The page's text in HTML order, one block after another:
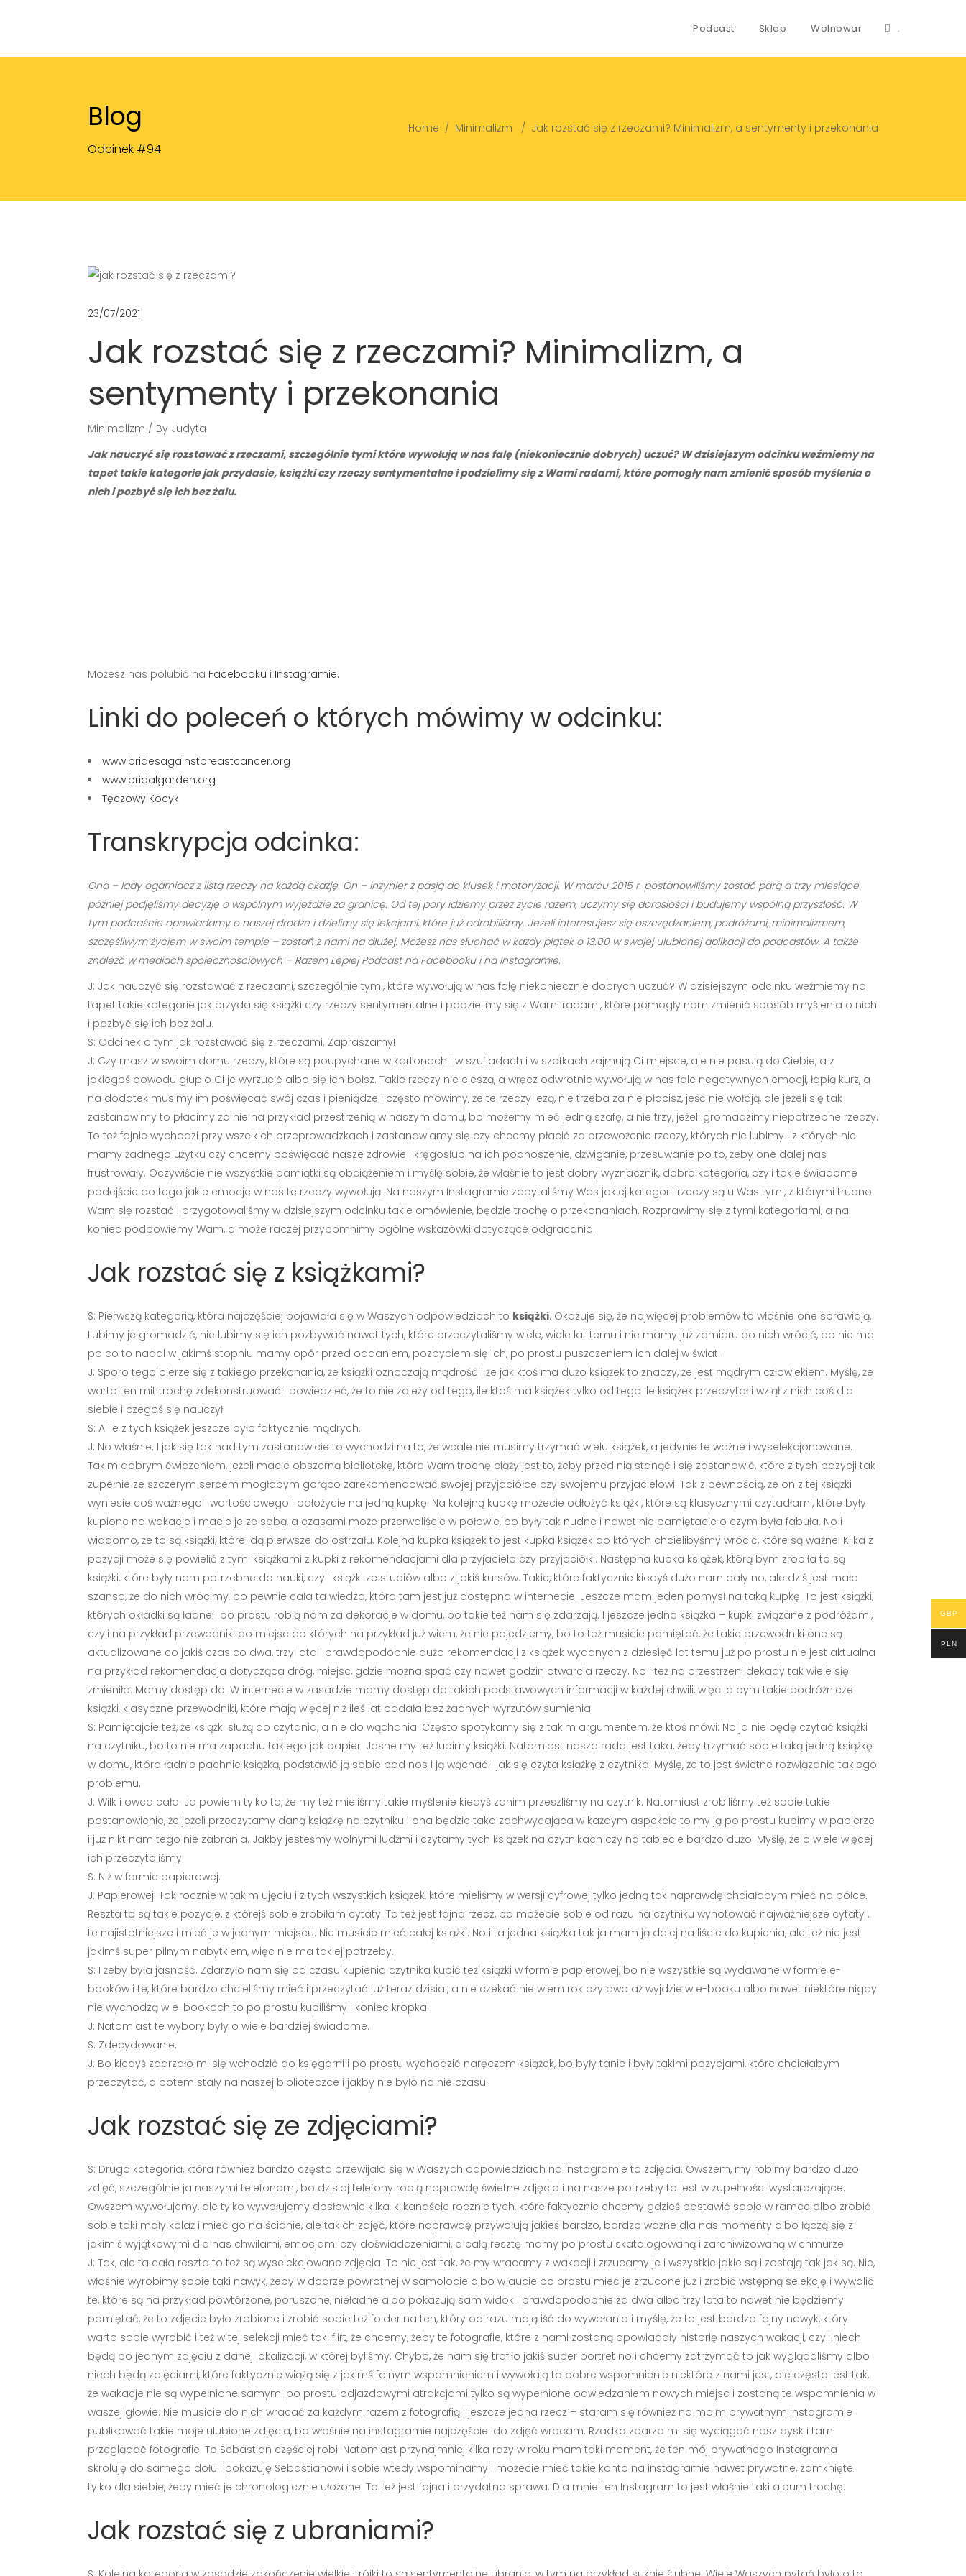
Podcast Sklep Wolnowar .
Blog
Odcinek #94
Home / Minimalizm / Jak rozstać się z rzeczami? Minimalizm, a sentymenty i przekonania
23/07/2021
Jak rozstać się z rzeczami? Minimalizm, a
sentymenty i przekonania
Minimalizm By Judyta
Jak nauczyć się rozstawać z rzeczami, szczególnie tymi które wywołują w nas falę (niekoniecznie dobrych) uczuć? W dzisiejszym odcinku weźmiemy na
tapet takie kategorie jak przydasie, książki czy rzeczy sentymentalne i podzielimy się z Wami radami, które pomogły nam zmienić sposób myślenia o
nich i pozbyć się ich bez żalu.
Możesz nas polubić na Facebooku i Instagramie.
Linki do poleceń o których mówimy w odcinku:
www.bridesagainstbreastcancer.org
www.bridalgarden.org
Tęczowy Kocyk
Transkrypcja odcinka:
Ona – lady ogarniacz z listą rzeczy na każdą okazję. On – inżynier z pasją do klusek i motoryzacji. W marcu 2015 r. postanowiliśmy zostać parą a trzy miesiące
później podjęliśmy decyzję o wspólnym wyjeździe za granicę. Od tej pory idziemy przez życie razem, uczymy się dorosłości i budujemy wspólną przyszłość. W
tym podcaście opowiadamy o naszej drodze i dzielimy się lekcjami, które już odrobiliśmy. Jeżeli interesujesz się oszczędzaniem, podróżami, minimalizmem,
szczęśliwym życiem w swoim tempie – zostań z nami na dłużej. Możesz nas słuchać w każdy piątek o 13.00 w swojej ulubionej aplikacji do podcastów. A także
znaleźć w mediach społecznościowych – Razem Lepiej Podcast na Facebooku i na Instagramie.
J: Jak nauczyć się rozstawać z rzeczami, szczególnie tymi, które wywołują w nas falę niekoniecznie dobrych uczuć? W dzisiejszym odcinku weźmiemy na
tapet takie kategorie jak przyda się książki czy rzeczy sentymentalne i podzielimy się z Wami radami, które pomogły nam zmienić sposób myślenia o nich
i pozbyć się ich bez żalu.
S: Odcinek o tym jak rozstawać się z rzeczami. Zapraszamy!
J: Czy masz w swoim domu rzeczy, które są poupychane w kartonach i w szufladach i w szafkach zajmują Ci miejsce, ale nie pasują do Ciebie, a z
jakiegoś powodu głupio Ci je wyrzucić albo się ich boisz. Takie rzeczy nie cieszą, a wręcz odwrotnie wywołują w nas fale negatywnych emocji, łapią kurz, a
na dodatek musimy im poświęcać swój czas i pieniądze i często mówimy, że te rzeczy lezą, nie trzeba za nie płacisz, jeść nie wołają, ale jeżeli się tak
zastanowimy to płacimy za nie na przykład przestrzenią w naszym domu, bo możemy mieć jedną szafę, a nie trzy, jeżeli gromadzimy niepotrzebne rzeczy.
To też fajnie wychodzi przy wszelkich przeprowadzkach i zastanawiamy się czy chcemy płacić za przewożenie rzeczy, których nie lubimy i z których nie
mamy żadnego użytku czy chcemy poświęcać nasze zdrowie i kręgosłup na ich podnoszenie, dźwiganie, przesuwanie po to, żeby one dalej nas
frustrowały. Oczywiście nie wszystkie pamiątki są obciążeniem i myślę sobie, że właśnie to jest dobry wyznacznik, dobra kategoria, czyli takie świadome
podejście do tego jakie emocje w nas te rzeczy wywołują. Na naszym Instagramie zapytaliśmy Was jakiej kategorii rzeczy są u Was tymi, z którymi trudno
Wam się rozstać i przygotowaliśmy w dzisiejszym odcinku takie omówienie, będzie trochę o przekonaniach. Rozprawimy się z tymi kategoriami, a na
koniec podpowiemy Wam, a może raczej przypomnimy ogólne wskazówki dotyczące odgracania.
Jak rozstać się z książkami?
S: Pierwszą kategorią, która najczęściej pojawiała się w Waszych odpowiedziach to książki. Okazuje się, że najwięcej problemów to właśnie one sprawiają.
Lubimy je gromadzić, nie lubimy się ich pozbywać nawet tych, które przeczytaliśmy wiele, wiele lat temu i nie mamy już zamiaru do nich wrócić, bo nie ma
po co to nadal w jakimś stopniu mamy opór przed oddaniem, pozbyciem się ich, po prostu puszczeniem ich dalej w świat.
J: Sporo tego bierze się z takiego przekonania, że książki oznaczają mądrość i że jak ktoś ma dużo książek to znaczy, że jest mądrym człowiekiem. Myślę, że
warto ten mit trochę zdekonstruować i powiedzieć, że to nie zależy od tego, ile ktoś ma książek tylko od tego ile książek przeczytał i wziął z nich coś dla
siebie i czegoś się nauczył.
S: A ile z tych książek jeszcze było faktycznie mądrych.
J: No właśnie. I jak się tak nad tym zastanowicie to wychodzi na to, że wcale nie musimy trzymać wielu książek, a jedynie te ważne i wyselekcjonowane.
Takim dobrym ćwiczeniem, jeżeli macie obszerną bibliotekę, która Wam trochę ciąży jest to, żeby przed nią stanąć i się zastanowić, które z tych pozycji tak
zupełnie ze szczerym sercem mogłabym gorąco zarekomendować swojej przyjaciółce czy swojemu przyjacielowi. Tak z pewnością, że on z tej książki
wyniesie coś ważnego i wartościowego i odłożycie na jedną kupkę. Na kolejną kupkę możecie odłożyć książki, które są klasycznymi czytadłami, które były
kupione na wakacje i macie je ze sobą, a czasami może przerwaliście w połowie, bo były tak nudne i nawet nie pamiętacie o czym była fabuła. No i
wiadomo, że to są książki, które idą pierwsze do ostrzału. Kolejna kupka książek to jest kupka książek do których chcielibyśmy wrócić, które są ważne. Kilka z
pozycji może się powielić z tymi książkami z kupki z rekomendacjami dla przyjaciela czy przyjaciółki. Następna kupka książek, którą bym zrobiła to są
książki, które były nam potrzebne do nauki, czyli książki ze studiów albo z jakiś kursów. Takie, które faktycznie kiedyś dużo nam dały no, ale dziś jest mała
szansa, że do nich wrócimy, bo pewnie cała ta wiedza, która tam jest już dostępna w internecie. Jeszcze mam jeden pomysł na taką kupkę. To jest książki,
których okładki są ładne i po prostu robią nam za dekoracje w domu, bo takie też nam się zdarzają. I jeszcze jedna książka – kupki związane z podróżami,
czyli na przykład przewodniki do miejsc do których na przykład już wiem, że nie pojedziemy, bo to też musicie pamiętać, że takie przewodniki one są
aktualizowane co jakiś czas co dwa, trzy lata i prawdopodobnie dużo rekomendacji z książek wydanych z dziesięć lat temu już po prostu nie jest aktualna
na przykład rekomendacja dotycząca dróg, miejsc, gdzie można spać czy nawet godzin otwarcia rzeczy. No i też na przestrzeni dekady tak wiele się
zmieniło. Mamy dostęp do. W internecie w zasadzie mamy dostęp do takich podstawowych informacji w każdej chwili, więc ja bym takie podróżnicze
książki, klasyczne przewodniki, które mają więcej niż ileś lat oddała bez żadnych wyrzutów sumienia.
S: Pamiętajcie też, że książki służą do czytania, a nie do wąchania. Często spotykamy się z takim argumentem, że ktoś mówi: No ja nie będę czytać książki
na czytniku, bo to nie ma zapachu takiego jak papier. Jasne my też lubimy książki. Natomiast nasza rada jest taka, żeby trzymać sobie taką jedną książkę
w domu, która ładnie pachnie książką, podstawić ją sobie pod nos i ją wąchać i jak się czyta książkę z czytnika. Myślę, że to jest świetne rozwiązanie takiego
problemu.
J: Wilk i owca cała. Ja powiem tylko to, że my też mieliśmy takie myślenie kiedyś zanim przeszliśmy na czytnik. Natomiast zrobiliśmy też sobie takie
postanowienie, że jeżeli przeczytamy daną książkę na czytniku i ona będzie taka zachwycająca w każdym aspekcie to my ją po prostu kupimy w papierze
i już nikt nam tego nie zabrania. Jakby jesteśmy wolnymi ludźmi i czytamy tych książek na czytnikach czy na tablecie bardzo dużo. Myślę, że o wiele więcej
ich przeczytaliśmy
S: Niż w formie papierowej.
J: Papierowej. Tak rocznie w takim ujęciu i z tych wszystkich książek, które mieliśmy w wersji cyfrowej tylko jedną tak naprawdę chciałabym mieć na półce.
Reszta to są takie pozycje, z którejś sobie zrobiłam cytaty. To też jest fajna rzecz, bo możecie sobie od razu na czytniku wynotować najważniejsze cytaty ,
te najistotniejsze i mieć je w jednym miejscu. Nie musicie mieć całej książki. No i ta jedna książka tak ja mam ją dalej na liście do kupienia, ale też nie jest
jakimś super pilnym nabytkiem, więc nie ma takiej potrzeby,
S: I żeby była jasność. Zdarzyło nam się od czasu kupienia czytnika kupić też książki w formie papierowej, bo nie wszystkie są wydawane w formie e-
booków i te, które bardzo chcieliśmy mieć i przeczytać już teraz dzisiaj, a nie czekać nie wiem rok czy dwa aż wyjdzie w e-booku albo nawet niektóre nigdy
nie wychodzą w e-bookach to po prostu kupiliśmy i koniec kropka.
J: Natomiast te wybory były o wiele bardziej świadome.
S: Zdecydowanie.
J: Bo kiedyś zdarzało mi się wchodzić do księgarni i po prostu wychodzić naręczem książek, bo były tanie i były takimi pozycjami, które chciałabym
przeczytać, a potem stały na naszej biblioteczce i jakby nie było na nie czasu.
Jak rozstać się ze zdjęciami?
S: Druga kategoria, która również bardzo często przewijała się w Waszych odpowiedziach na instagramie to zdjęcia. Owszem, my robimy bardzo dużo
zdjęć, szczególnie ja naszymi telefonami, bo dzisiaj telefony robią naprawdę świetne zdjęcia i na nasze potrzeby to jest w zupełności wystarczające.
Owszem wywołujemy, ale tylko wywołujemy dosłownie kilka, kilkanaście rocznie tych, które faktycznie chcemy gdzieś postawić sobie w ramce albo zrobić
sobie taki mały kolaż i mieć go na ścianie, ale takich zdjęć, które naprawdę przywołują jakieś bardzo, bardzo ważne dla nas momenty albo łączą się z
jakimiś wyjątkowymi dla nas chwilami, emocjami czy doświadczeniami, a całą resztę mamy po prostu skatalogowaną i zarchiwizowaną w chmurze.
J: Tak, ale ta cała reszta to też są wyselekcjowane zdjęcia. To nie jest tak, że my wracamy z wakacji i zrzucamy je i wszystkie jakie są i zostają tak jak są. Nie,
właśnie wyrobimy sobie taki nawyk, żeby w dodrze powrotnej w samolocie albo w aucie po prostu mieć je zrzucone już i zrobić wstępną selekcję i wywalić
te, które są na przykład powtórzone, poruszone, nieładne albo pokazują sam widok i prawdopodobnie za dwa albo trzy lata to nawet nie będziemy
pamiętać, że to zdjęcie było zrobione i zrobić sobie też folder na ten, który od razu mają iść do wywołania i myślę, że to jest bardzo fajny nawyk, który
warto sobie wyrobić i też w tej selekcji mieć taki flirt, że chcemy, żeby te fotografie, które z nami zostaną opowiadały historię naszych wakacji, czyli niech
będą po jednym zdjęciu z danej lokalizacji, w której byliśmy. Chyba, że nam się trafiło jakiś super portret no i chcemy zatrzymać to jak wyglądaliśmy albo
niech będą zdjęciami, które faktycznie wiążą się z jakimś fajnym wspomnieniem i wywołają to dobre wspomnienie niektóre z nami jest, ale często jest tak,
że wakacje nie są wypełnione samymi po prostu odjazdowymi atrakcjami tylko są wypełnione odwiedzaniem nowych miejsc i zostaną te wspomnienia w
waszej głowie. Nie musicie do nich wracać za każdym razem z fotografią i jeszcze jedna rzecz – staram się również na moim prywatnym instagramie
publikować takie moje ulubione zdjęcia, bo właśnie na instagramie najczęściej do zdjęć wracam. Rzadko zdarza mi się wyciągać nasz dysk i tam
przeglądać fotografie. To Sebastian częściej robi. Natomiast przynajmniej kilka razy w roku mam taki moment, że ten mój prywatnego Instagrama
skroluję do samego dołu i pokazuję Sebastianowi i sobie wtedy wspominamy i możecie mieć takie konto na instagramie nawet prywatne, zamknięte
tylko dla siebie, żeby mieć je chronologicznie ułożone. To też jest fajna i przydatna sprawa. Dla mnie ten Instagram to jest właśnie taki album trochę.
Jak rozstać się z ubraniami?
GBP
PLN